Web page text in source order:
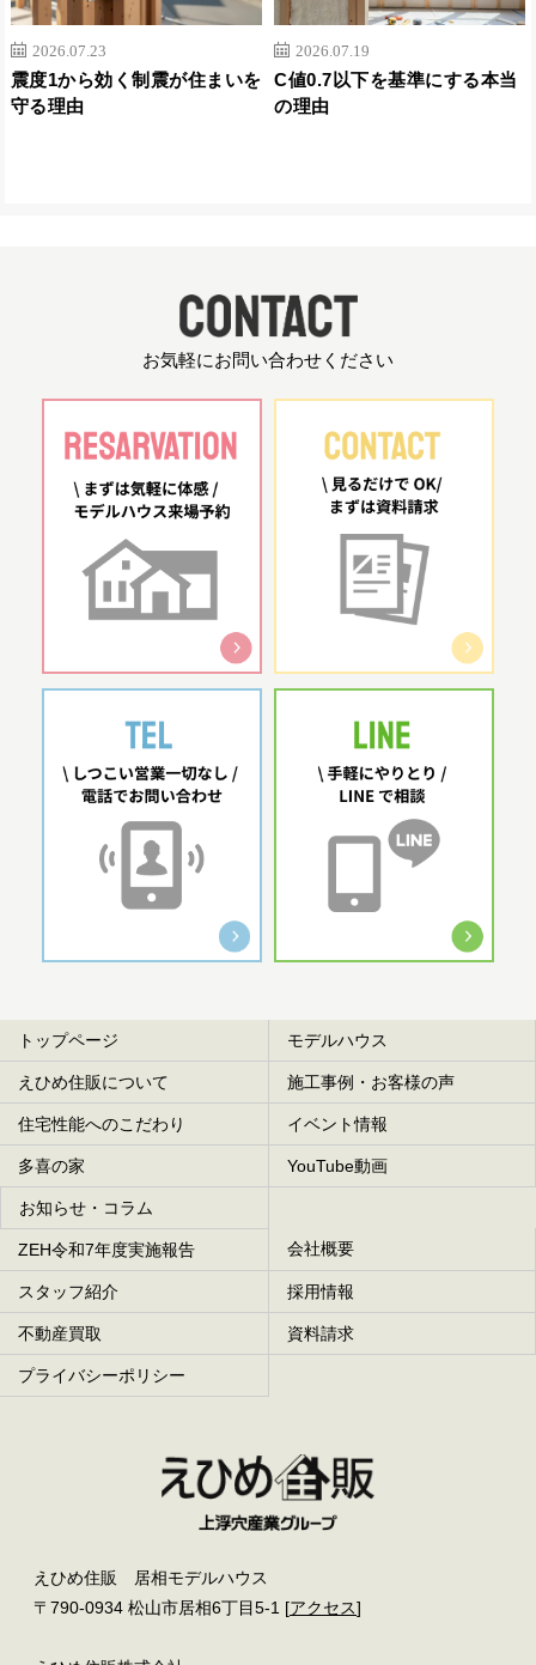
2026.07.23
震度1から効く制震が住まいを
守る理由
2026.07.19
C値0.7以下を基準にする本当
の理由
お気軽にお問い合わせください
トップページ モデルハウス
えひめ住販について 施工事例・お客様の声
住宅性能へのこだわり イベント情報
多喜の家 YouTube動画
お知らせ・コラム
ZEH令和7年度実施報告 会社概要
スタッフ紹介 採用情報
不動産買取 資料請求
プライバシーポリシー
えひめ住販 居相モデルハウス
〒790-0934 松山市居相6丁目5-1 [アクセス]